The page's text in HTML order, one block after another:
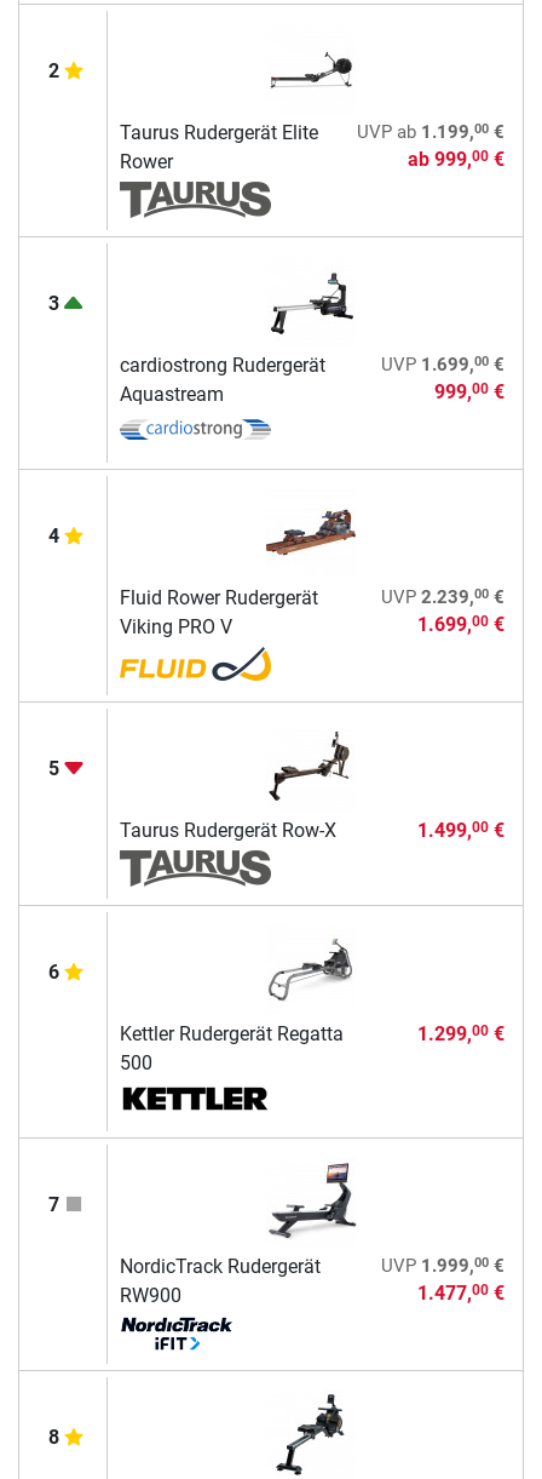
2
Taurus Rudergerät Elite
Rower
UVPab 1.199,00€
ab 999,00€
3
cardiostrong Rudergerät
Aquastream
UVP 1.699,00€
999,00€
4
Fluid Rower Rudergerät
Viking PRO V
UVP 2.239,00€
1.699,00€
5
Taurus Rudergerät Row-X 1.499,00€
6
Kettler Rudergerät Regatta
500
1.299,00€
7
NordicTrack Rudergerät
RW900
UVP 1.999,00€
1.477,00€
8